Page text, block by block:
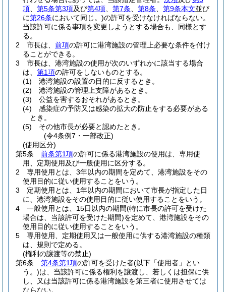
項
第5条第3項及び第4項 第7条 第8条 第9条本文並び
に第26条において同じ。)の許可を受けなければならない。
当該許可に係る事項を変更しようとする場合も、同様とす
る。
2
市長は、 前項の許可に港湾施設の管理上必要な条件を付け
ることができる。
3
市長は、港湾施設の使用が次のいずれかに該当する場合
は、 第1項の許可をしないものとする。
(1)
港湾施設の設置の目的に反するとき。
(2)
港湾施設の管理上支障があるとき。
(3)
公益を害するおそれがあるとき。
(4)
感染症の予防又は感染の拡大の防止をする必要がある
とき。
(5)
その他市長が必要と認めたとき。
(令4条例7・一部改正)
(使用区分)
第5条
前条第1項の許可に係る港湾施設の使用は、専用使
用、定期使用及び一般使用に区分する。
2
専用使用とは、3年以内の期間を定めて、港湾施設をその
使用目的に従い使用することをいう。
3
定期使用とは、1年以内の期間において市長が指定した日
に、港湾施設をその使用目的に従い使用することをいう。
4
一般使用とは、15日以内の期間(特に市長の許可を受けた
場合は、当該許可を受けた期間)を定めて、港湾施設をその
使用目的に従い使用することをいう。
5
専用使用、定期使用又は一般使用に供する港湾施設の種類
は、規則で定める。
(権利の譲渡等の禁止)
第6条
第4条第1項の許可を受けた者(以下「使用者」とい
う。)は、当該許可に係る権利を譲渡し、若しくは担保に供
し、又は当該許可に係る港湾施設を第三者に使用させては
ならない。